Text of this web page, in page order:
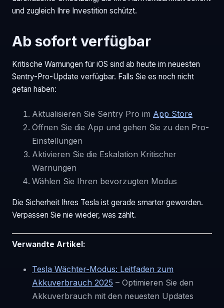
und zugleich Ihre Investition schützt.
Ab sofort verfügbar
Kritische Warnungen für iOS sind ab heute im neuesten
Sentry-Pro-Update verfügbar. Falls Sie es noch nicht
getan haben:
Aktualisieren Sie Sentry Pro im App Store
Öffnen Sie die App und gehen Sie zu den Pro-
Einstellungen
Aktivieren Sie die Eskalation Kritischer
Warnungen
Wählen Sie Ihren bevorzugten Modus
Die Sicherheit Ihres Tesla ist gerade smarter geworden.
Verpassen Sie nie wieder, was zählt.
Verwandte Artikel:
Tesla Wächter-Modus: Leitfaden zum
Akkuverbrauch 2025 – Optimieren Sie den
Akkuverbrauch mit den neuesten Updates